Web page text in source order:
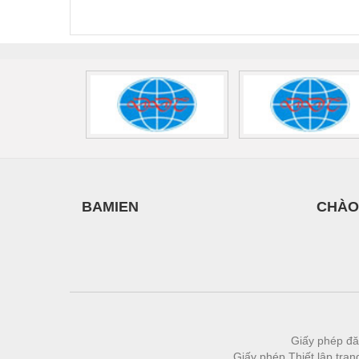
Xe hơi - Phụ tùng
Xe máy - Phụ tùng
Xe tải - phụ tùng
BAMIEN
Giấy phép
Giấy phép Thiết lập